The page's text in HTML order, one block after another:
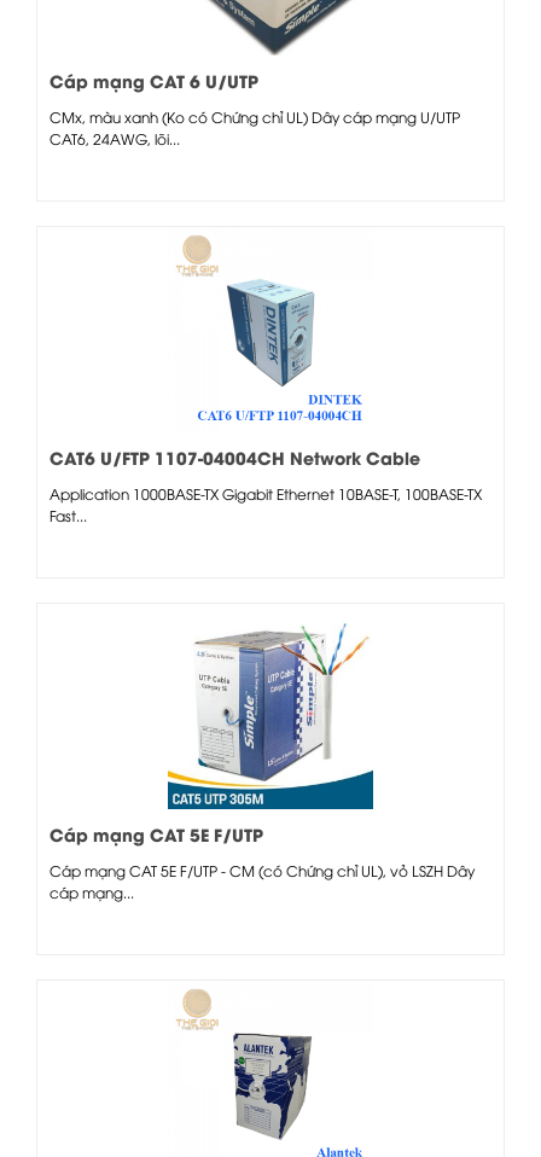
Cáp mạng CAT 6 U/UTP
CMx, màu xanh (Ko có Chứng chỉ UL) Dây cáp mạng U/UTP
CAT6, 24AWG, lõi...
CAT6 U/FTP 1107-04004CH Network Cable
Application 1000BASE-TX Gigabit Ethernet 10BASE-T, 100BASE-TX
Fast...
Cáp mạng CAT 5E F/UTP
Cáp mạng CAT 5E F/UTP - CM (có Chứng chỉ UL), vỏ LSZH Dây
cáp mạng...